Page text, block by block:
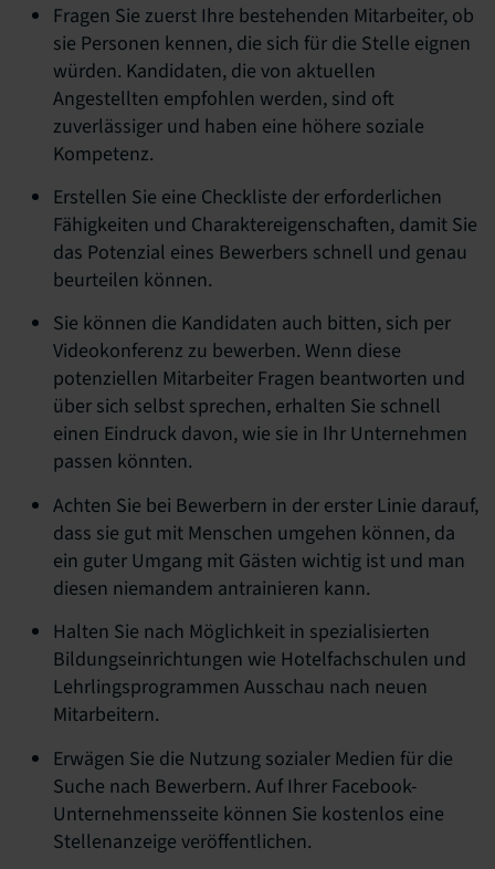
Fragen Sie zuerst Ihre bestehenden Mitarbeiter, ob
sie Personen kennen, die sich für die Stelle eignen
würden. Kandidaten, die von aktuellen
Angestellten empfohlen werden, sind oft
zuverlässiger und haben eine höhere soziale
Kompetenz.
Erstellen Sie eine Checkliste der erforderlichen
Fähigkeiten und Charaktereigenschaften, damit Sie
das Potenzial eines Bewerbers schnell und genau
beurteilen können.
Sie können die Kandidaten auch bitten, sich per
Videokonferenz zu bewerben. Wenn diese
potenziellen Mitarbeiter Fragen beantworten und
über sich selbst sprechen, erhalten Sie schnell
einen Eindruck davon, wie sie in Ihr Unternehmen
passen könnten.
Achten Sie bei Bewerbern in der erster Linie darauf,
dass sie gut mit Menschen umgehen können, da
ein guter Umgang mit Gästen wichtig ist und man
diesen niemandem antrainieren kann.
Halten Sie nach Möglichkeit in spezialisierten
Bildungseinrichtungen wie Hotelfachschulen und
Lehrlingsprogrammen Ausschau nach neuen
Mitarbeitern.
Erwägen Sie die Nutzung sozialer Medien für die
Suche nach Bewerbern. Auf Ihrer Facebook-
Unternehmensseite können Sie kostenlos eine
Stellenanzeige veröffentlichen.